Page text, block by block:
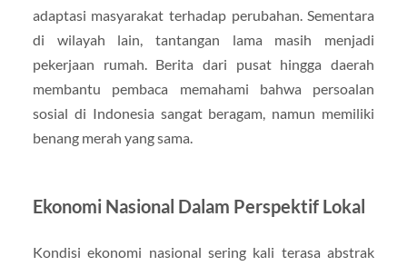
adaptasi masyarakat terhadap perubahan. Sementara
di wilayah lain, tantangan lama masih menjadi
pekerjaan rumah. Berita dari pusat hingga daerah
membantu pembaca memahami bahwa persoalan
sosial di Indonesia sangat beragam, namun memiliki
benang merah yang sama.
Ekonomi Nasional Dalam Perspektif Lokal
Kondisi ekonomi nasional sering kali terasa abstrak